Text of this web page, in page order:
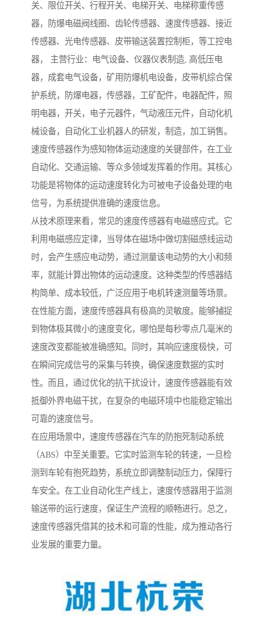
关、限位开关、行程开关、电梯开关、电梯称重传感
器，防爆电磁阀线圈、齿轮传感器、速度传感器、接近
传感器、光电传感器、皮带输送装置控制柜，等工控电
器， 主营行业：电气设备、仪器仪表制造, 高低压电
器，成套电气设备，矿用防爆机电设备，皮带机综合保
护系统，防爆电器，传感器，工矿配件，电器配件，照
明电器，开关，电子元器件，气动液压元件，自动化机
械设备，自动化工业机器人的研发，制造，加工销售。
速度传感器作为感知物体运动速度的关键部件，在工业
自动化、交通运输、等众多领域发挥着的作用。其核心
功能是将物体的运动速度转化为可被电子设备处理的电
信号，为系统提供准确的速度信息。
从技术原理来看，常见的速度传感器有电磁感应式。它
利用电磁感应定律，当导体在磁场中做切割磁感线运动
时，会产生感应电动势，通过测量该电动势的大小和频
率，就能计算出物体的运动速度。这种类型的传感器结
构简单、成本较低，广泛应用于电机转速测量等场景。
在性能方面，速度传感器具有极高的灵敏度。能够捕捉
到物体极其微小的速度变化，哪怕是每秒零点几毫米的
速度改变都能被准确感知。同时，其响应速度极快，可
在瞬间完成信号的采集与转换，确保速度数据的实时
性。而且，通过优化的抗干扰设计，速度传感器能有效
抵御外界电磁干扰，在复杂的电磁环境中也能稳定输出
可靠的速度信号。
在应用场景中，速度传感器在汽车的防抱死制动系统
（ABS）中至关重要。它实时监测车轮的转速，一旦检
测到车轮有抱死趋势，系统立即调整制动压力，保障行
车安全。在工业自动化生产线上，速度传感器用于监测
输送带的运行速度，保证生产流程的顺畅进行。总之，
速度传感器凭借其的技术和可靠的性能，成为推动各行
业发展的重要力量。